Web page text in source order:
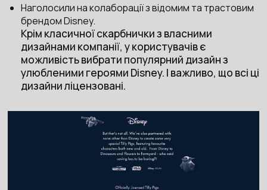
Наголосили на колаборації з відомим та трастовим
брендом Disney.
Крім класичної скарбнички з власними
дизайнами компанії, у користувачів є
можливість вибрати популярний дизайн з
улюбленими героями Disney. І важливо, що всі ці
дизайни ліцензовані.